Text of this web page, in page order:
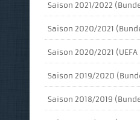
Saison 2021/2022
Saison 2020/2021
Saison 2020/2021
Saison 2019/2020
Saison 2018/2019